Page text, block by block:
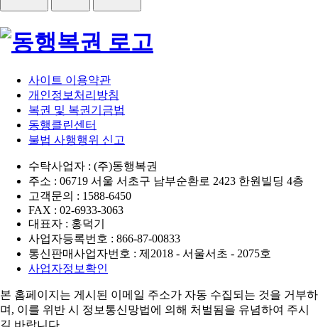
사이트 이용약관
개인정보처리방침
복권 및 복권기금법
동행클린센터
불법 사행행위 신고
수탁사업자 : (주)동행복권
주소 : 06719 서울 서초구 남부순환로 2423 한원빌딩 4층
고객문의 : 1588-6450
FAX : 02-6933-3063
대표자 : 홍덕기
사업자등록번호 : 866-87-00833
통신판매사업자번호 : 제2018 - 서울서초 - 2075호
사업자정보확인
본 홈페이지는 게시된 이메일 주소가 자동 수집되는 것을 거부하
며, 이를 위반 시 정보통신망법에 의해 처벌됨을 유념하여 주시